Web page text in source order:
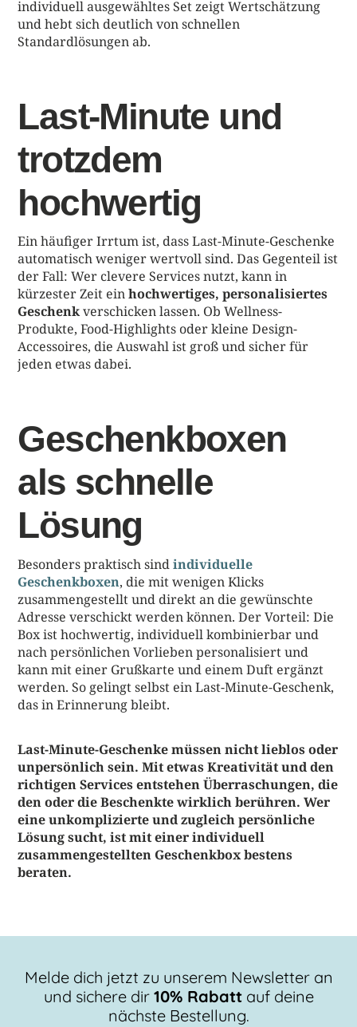
individuell ausgewähltes Set zeigt Wertschätzung
und hebt sich deutlich von schnellen
Standardlösungen ab.
Last-Minute und
trotzdem
hochwertig
Ein häufiger Irrtum ist, dass Last-Minute-Geschenke
automatisch weniger wertvoll sind. Das Gegenteil ist
der Fall: Wer clevere Services nutzt, kann in
kürzester Zeit einhochwertiges, personalisiertes
Geschenkverschicken lassen. Ob Wellness-
Produkte, Food-Highlights oder kleine Design-
Accessoires, die Auswahl ist groß und sicher für
jeden etwas dabei.
Geschenkboxen
als schnelle
Lösung
Besonders praktisch sindindividuelle
Geschenkboxen, die mit wenigen Klicks
zusammengestellt und direkt an die gewünschte
Adresse verschickt werden können. Der Vorteil: Die
Box ist hochwertig, individuell kombinierbar und
nach persönlichen Vorlieben personalisiert und
kann mit einer Grußkarte und einem Duft ergänzt
werden. So gelingt selbst ein Last-Minute-Geschenk,
das in Erinnerung bleibt.
Last-Minute-Geschenke müssen nicht lieblos oder
unpersönlich sein. Mit etwas Kreativität und den
richtigen Services entstehen Überraschungen, die
den oder die Beschenkte wirklich berühren. Wer
eine unkomplizierte und zugleich persönliche
Lösung sucht, ist mit einer individuell
zusammengestellten Geschenkbox bestens
beraten.
Melde dich jetzt zu unserem Newsletter an
und sichere dir 10% Rabattauf deine
nächste Bestellung.